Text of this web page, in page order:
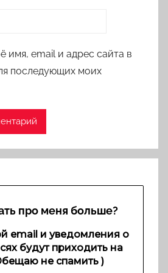
имя, email и адрес сайта в
последующих моих
про меня больше?
email и уведомления о
будут приходить на
не спамить )